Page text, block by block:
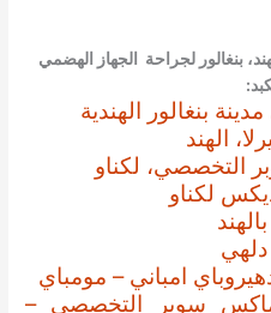
بنغالور لجراحة الجهاز الهضمي
:
بنغالور الهندية
الهند
لكناو
لكناو
امباني – مومباي
سوبر التخصصي –